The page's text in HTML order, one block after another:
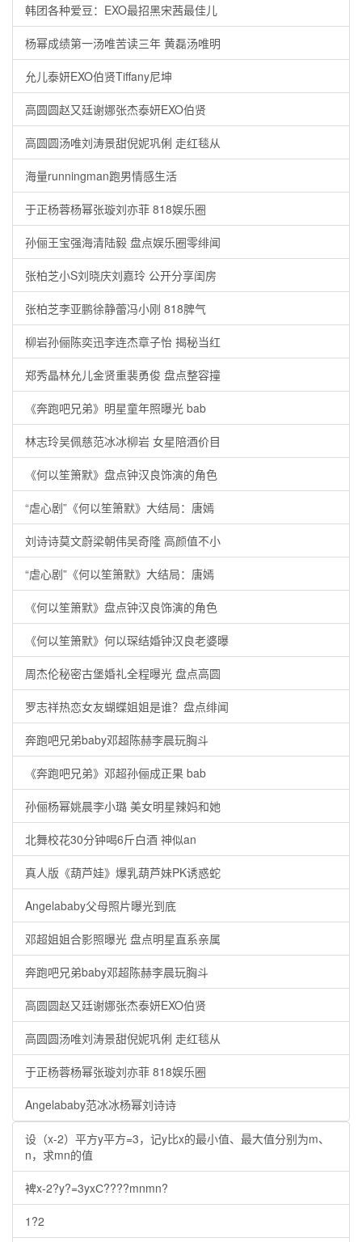
韩团各种爱豆：EXO最招黑宋茜最佳儿
杨幂成绩第一汤唯苦读三年 黄磊汤唯明
允儿泰妍EXO伯贤Tiffany尼坤
高圆圆赵又廷谢娜张杰泰妍EXO伯贤
高圆圆汤唯刘涛景甜倪妮巩俐 走红毯从
海量runningman跑男情感生活
于正杨蓉杨幂张璇刘亦菲 818娱乐圈
孙俪王宝强海清陆毅 盘点娱乐圈零绯闻
张柏芝小S刘晓庆刘嘉玲 公开分享闺房
张柏芝李亚鹏徐静蕾冯小刚 818脾气
柳岩孙俪陈奕迅李连杰章子怡 揭秘当红
郑秀晶林允儿金贤重裴勇俊 盘点整容撞
《奔跑吧兄弟》明星童年照曝光 bab
林志玲吴佩慈范冰冰柳岩 女星陪酒价目
《何以笙箫默》盘点钟汉良饰演的角色
“虐心剧”《何以笙箫默》大结局：唐嫣
刘诗诗莫文蔚梁朝伟吴奇隆 高颜值不小
“虐心剧”《何以笙箫默》大结局：唐嫣
《何以笙箫默》盘点钟汉良饰演的角色
《何以笙箫默》何以琛结婚钟汉良老婆曝
周杰伦秘密古堡婚礼全程曝光 盘点高圆
罗志祥热恋女友蝴蝶姐姐是谁？盘点绯闻
奔跑吧兄弟baby邓超陈赫李晨玩胸斗
《奔跑吧兄弟》邓超孙俪成正果 bab
孙俪杨幂姚晨李小璐 美女明星辣妈和她
北舞校花30分钟喝6斤白酒 神似an
真人版《葫芦娃》爆乳葫芦妹PK诱惑蛇
Angelababy父母照片曝光到底
邓超姐姐合影照曝光 盘点明星直系亲属
奔跑吧兄弟baby邓超陈赫李晨玩胸斗
高圆圆赵又廷谢娜张杰泰妍EXO伯贤
高圆圆汤唯刘涛景甜倪妮巩俐 走红毯从
于正杨蓉杨幂张璇刘亦菲 818娱乐圈
Angelababy范冰冰杨幂刘诗诗
设（x-2）平方y平方=3，记y比x的最小值、最大值分别为m、
n，求mn的值
裨x-2?y?=3yxС????mnmn?
1?2